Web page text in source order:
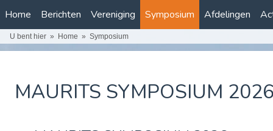
Home Berichten Vereniging Symposium Afdelingen
U bent hier Home Symposium
MAURITS SYMPOSIUM